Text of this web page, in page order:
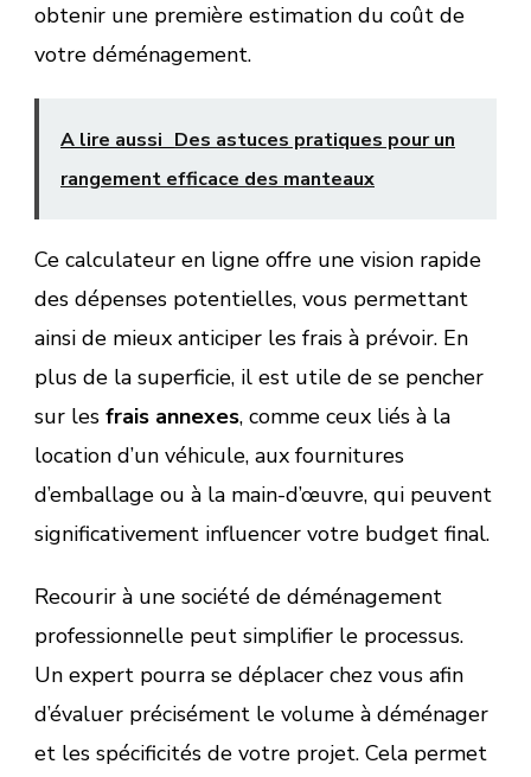
obtenir une première estimation du coût de
votre déménagement.
A lire aussi Des astuces pratiques pour un
rangement efficace des manteaux
Ce calculateur en ligne offre une vision rapide
des dépenses potentielles, vous permettant
ainsi de mieux anticiper les frais à prévoir. En
plus de la superficie, il est utile de se pencher
sur les frais annexes, comme ceux liés à la
location d’un véhicule, aux fournitures
d’emballage ou à la main-d’œuvre, qui peuvent
significativement influencer votre budget final.
Recourir à une société de déménagement
professionnelle peut simplifier le processus.
Un expert pourra se déplacer chez vous afin
d’évaluer précisément le volume à déménager
et les spécificités de votre projet. Cela permet